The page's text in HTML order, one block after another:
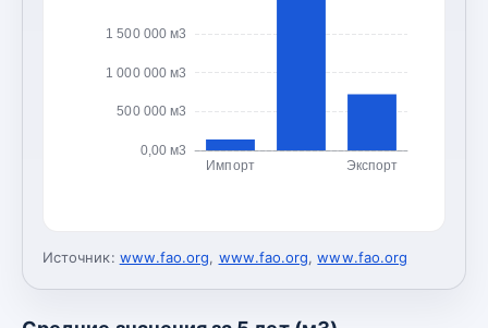
0,00 м3
500 000 м3
1 000 000 м3
1 500 000 м3
Импорт Экспорт
Источник: www.fao.org, www.fao.org,www.fao.org